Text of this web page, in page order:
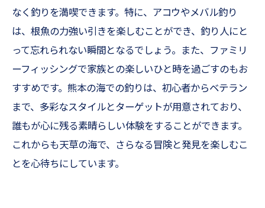
なく釣りを満喫できます。特に、アコウやメバル釣り
は、根魚の力強い引きを楽しむことができ、釣り人にと
って忘れられない瞬間となるでしょう。また、ファミリ
ーフィッシングで家族との楽しいひと時を過ごすのもお
すすめです。熊本の海での釣りは、初心者からベテラン
まで、多彩なスタイルとターゲットが用意されており、
誰もが心に残る素晴らしい体験をすることができます。
これからも天草の海で、さらなる冒険と発見を楽しむこ
とを心待ちにしています。